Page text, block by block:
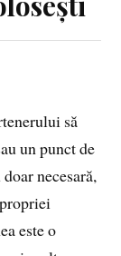
să
un punct de
necesară,
este o